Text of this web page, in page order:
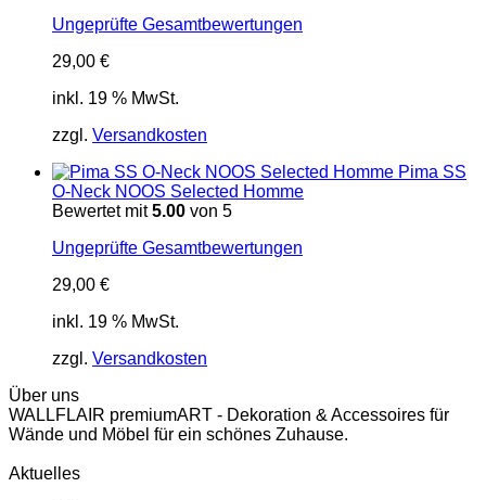
Ungeprüfte Gesamtbewertungen
29,00 €
inkl. 19 % MwSt.
zzgl. Versandkosten
Pima SS
O-Neck NOOS Selected Homme
Bewertet mit5.00 von 5
Ungeprüfte Gesamtbewertungen
29,00 €
inkl. 19 % MwSt.
zzgl. Versandkosten
Über uns
WALLFLAIR premiumART - Dekoration & Accessoires für
Wände und Möbel für ein schönes Zuhause.
Aktuelles